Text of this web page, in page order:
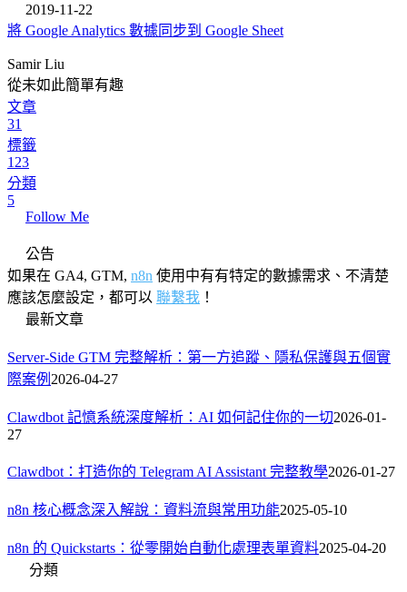
2019-11-22
將 Google Analytics 數據同步到 Google Sheet
Samir Liu
從未如此簡單有趣
文章
31
標籤
123
分類
5
Follow Me
公告
如果在 GA4, GTM, n8n 使用中有有特定的數據需求、不清楚
應該怎麼設定，都可以 聯繫我 ！
最新文章
Server-Side GTM 完整解析：第一方追蹤、隱私保護與五個實
際案例 2026-04-27
Clawdbot 記憶系統深度解析：AI 如何記住你的一切2026-01-
27
Clawdbot：打造你的 Telegram AI Assistant 完整教學2026-01-27
n8n 核心概念深入解說：資料流與常用功能2025-05-10
n8n 的 Quickstarts：從零開始自動化處理表單資料2025-04-20
分類